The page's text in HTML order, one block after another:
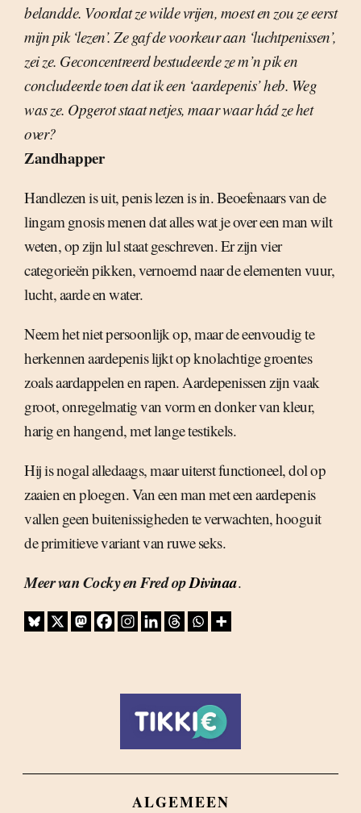
belandde. Voordat ze wilde vrijen, moest en zou ze eerst
mijn pik ‘lezen’. Ze gaf de voorkeur aan ‘luchtpenissen’,
zei ze. Geconcentreerd bestudeerde ze m’n pik en
concludeerde toen dat ik een ‘aardepenis’ heb. Weg
was ze. Opgerot staat netjes, maar waar hád ze het
over?
Zandhapper
Handlezen is uit, penis lezen is in. Beoefenaars van de
lingam gnosis menen dat alles wat je over een man wilt
weten, op zijn lul staat geschreven. Er zijn vier
categorieën pikken, vernoemd naar de elementen vuur,
lucht, aarde en water.
Neem het niet persoonlijk op, maar de eenvoudig te
herkennen aardepenis lijkt op knolachtige groentes
zoals aardappelen en rapen. Aardepenissen zijn vaak
groot, onregelmatig van vorm en donker van kleur,
harig en hangend, met lange testikels.
Hij is nogal alledaags, maar uiterst functioneel, dol op
zaaien en ploegen. Van een man met een aardepenis
vallen geen buitenissigheden te verwachten, hooguit
de primitieve variant van ruwe seks.
Meer van Cocky en Fred opDivinaa.
ALGEMEEN